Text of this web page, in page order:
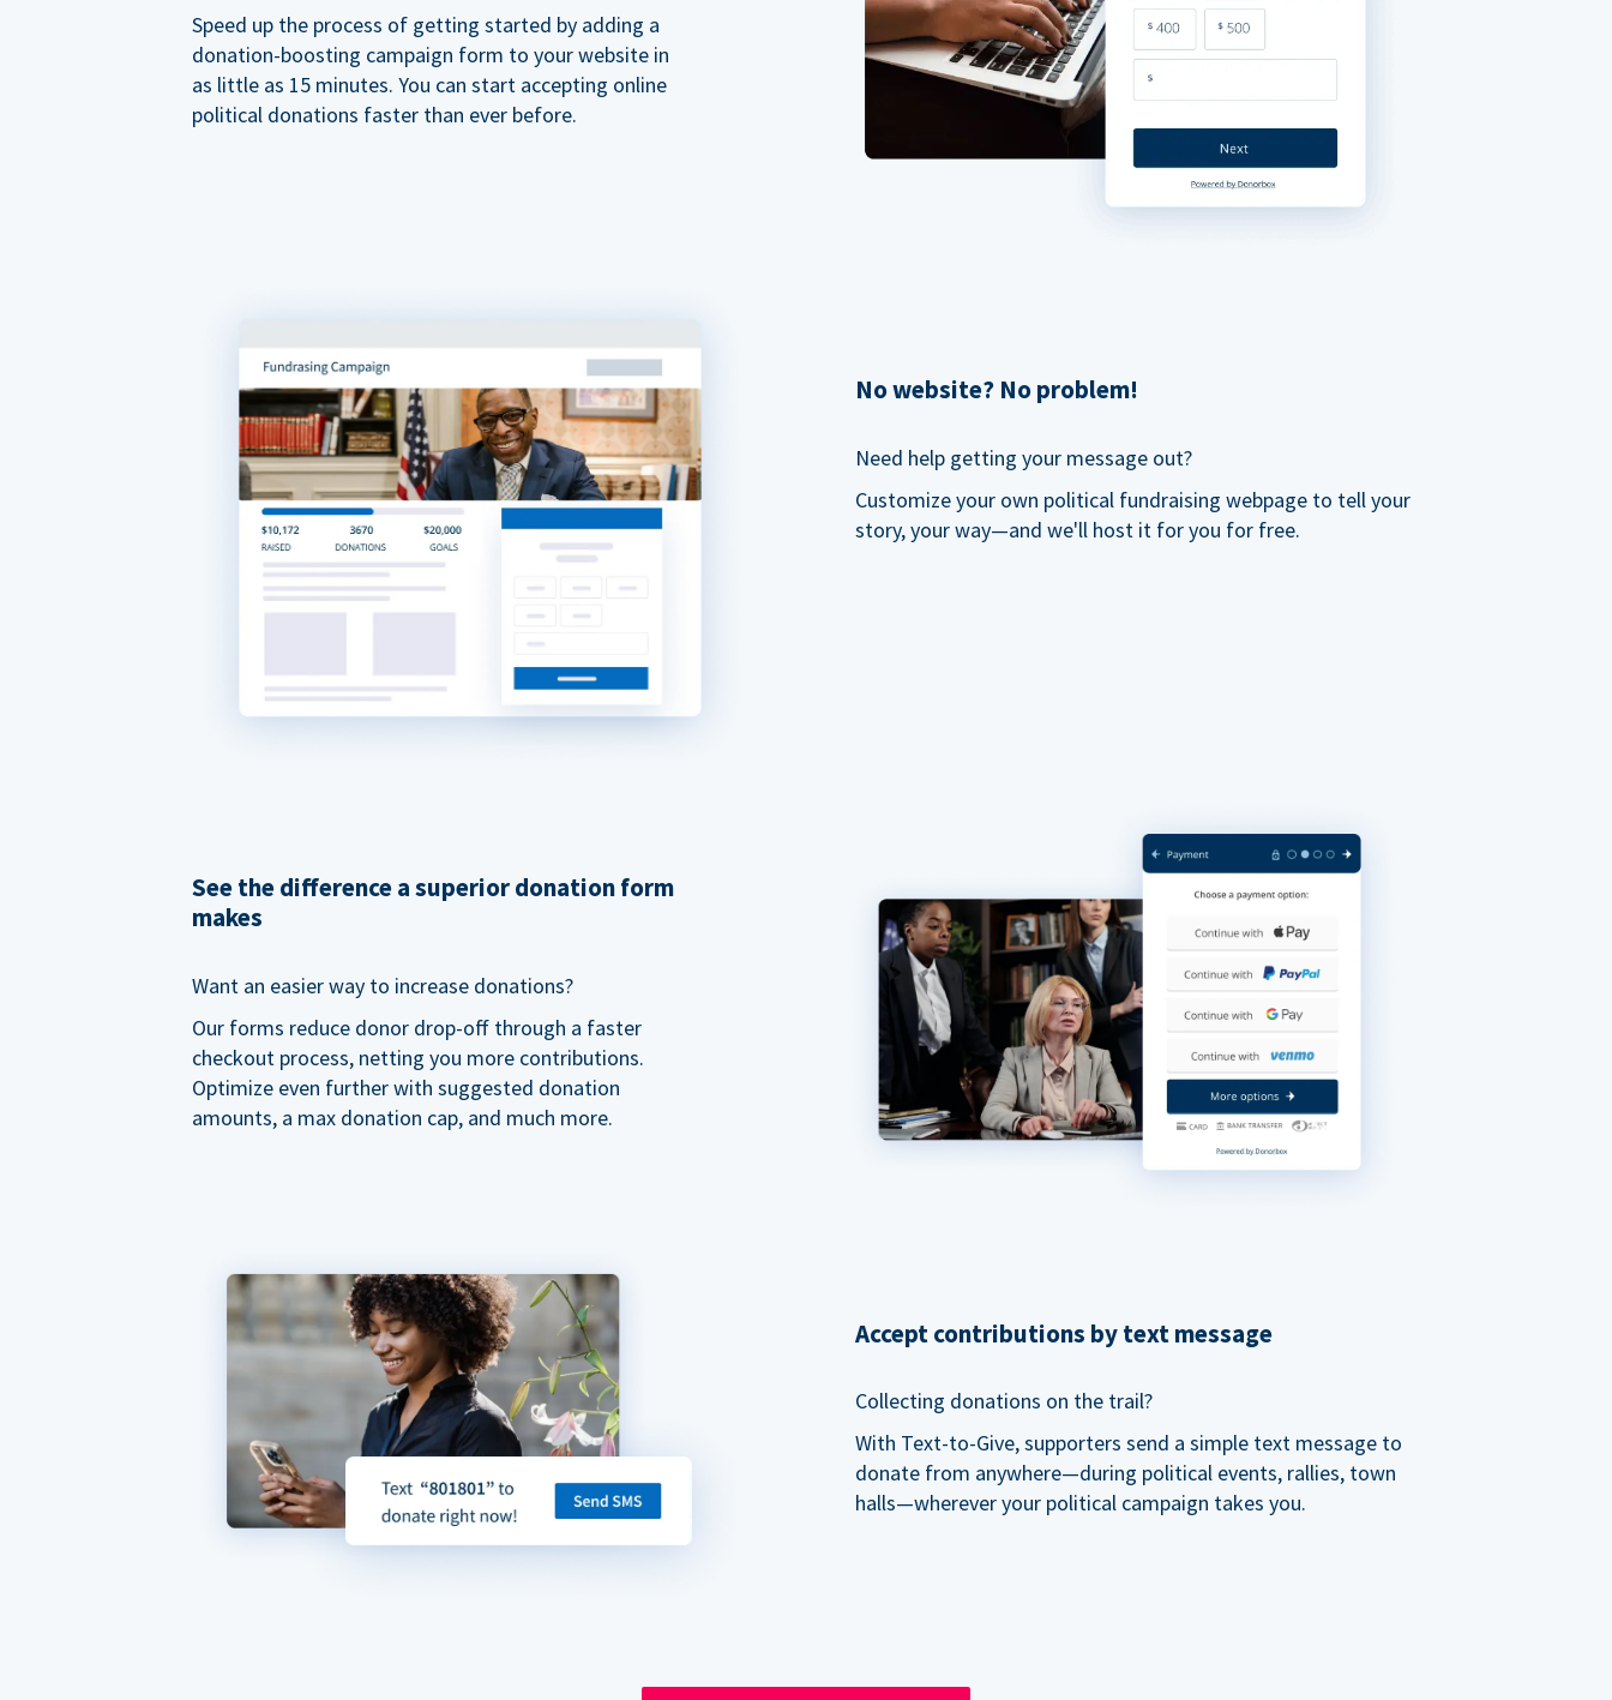
Speed up the process of getting started by adding a
donation-boosting campaign form to your website in
as little as 15 minutes. You can start accepting online
political donations faster than ever before.
No website? No problem!
Need help getting your message out?
Customize your own political fundraising webpage to tell your
story, your way—and we'll host it for you for free.
See the difference a superior donation form
makes
Want an easier way to increase donations?
Our forms reduce donor drop-off through a faster
checkout process, netting you more contributions.
Optimize even further with suggested donation
amounts, a max donation cap, and much more.
Accept contributions by text message
Collecting donations on the trail?
With Text-to-Give, supporters send a simple text message to
donate from anywhere—during political events, rallies, town
halls—wherever your political campaign takes you.